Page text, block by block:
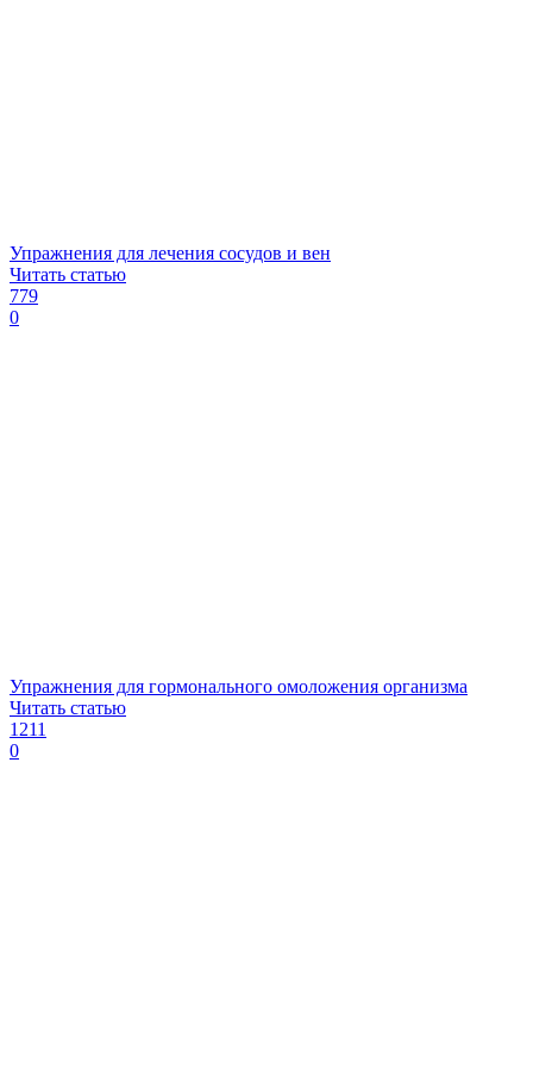
Упражнения для лечения сосудов и вен
Читать статью
779
0
Упражнения для гормонального омоложения организма
Читать статью
1211
0